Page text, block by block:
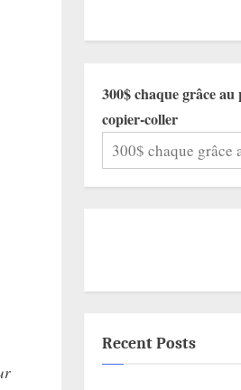
300$ chaque grâce
copier-coller
Recent Posts